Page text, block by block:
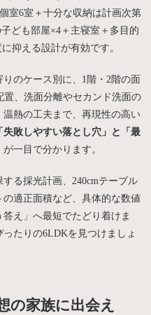
室6室＋十分な収納は計画次第
ども部屋×4＋主寝室＋多目的
抑える設計が有効です。
のケース別に、1階・2階の面
、洗面分離やセカンド洗面の
熱の工夫まで、再現性の高い
失敗しやすい落とし穴」と「最
が一目で分かります。
る採光計画、240cmテーブル
適正面積など、具体的な数値
え」へ最短でたどり着けま
たりの6LDKを見つけましょ
の家族に出会え